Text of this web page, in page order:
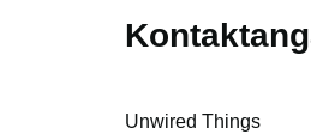
Unwired Things